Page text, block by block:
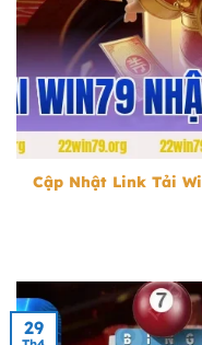
tải Win79 nhận code
Cập Nhật Link Tải
29